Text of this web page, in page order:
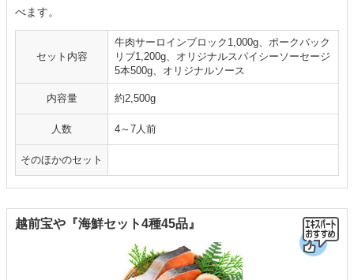
べます。
セット内容
牛肉サーロインブロック1,000g、ポークバック
リブ1,200g、オリジナルスパイシーソーセージ
5本500g、オリジナルソース
内容量 約2,500g
人数 4～7人前
そのほかのセット
越前宝や『海鮮セット4種45品』